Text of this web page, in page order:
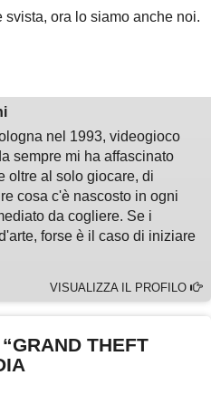
ora lo siamo anche noi.
nel 1993, videogioco
sempre mi ha affascinato
oltre al solo giocare, di
cosa c'è nascosto in ogni
da cogliere. Se i
forse è il caso di iniziare
VISUALIZZA IL PROFILO
THEFT